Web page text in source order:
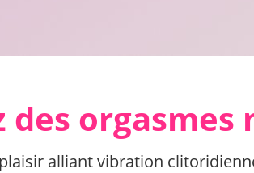
des orgasmes
alliant vibration